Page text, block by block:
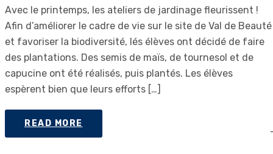
Avec le printemps, les ateliers de jardinage fleurissent !
Afin d’améliorer le cadre de vie sur le site de Val de Beauté
et favoriser la biodiversité, lés élèves ont décidé de faire
des plantations. Des semis de maïs, de tournesol et de
capucine ont été réalisés, puis plantés. Les élèves
espèrent bien que leurs efforts […]
READ MORE